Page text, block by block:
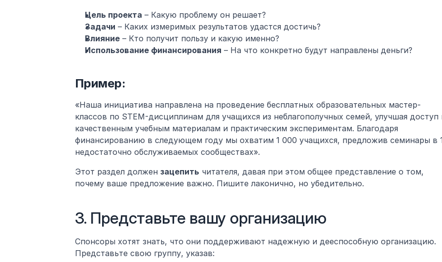
Цель проекта – Какую проблему он решает?
Задачи – Каких измеримых результатов удастся достичь?
Влияние – Кто получит пользу и какую именно?
Использование финансирования – На что конкретно будут направлены деньги?
Пример:
«Наша инициатива направлена на проведение бесплатных образовательных мастер-
классов по STEM-дисциплинам для учащихся из неблагополучных семей, улучшая доступ
качественным учебным материалам и практическим экспериментам. Благодаря
финансированию в следующем году мы охватим 1 000 учащихся, предложив семинары в
недостаточно обслуживаемых сообществах».
Этот раздел должен зацепить читателя, давая при этом общее представление о том,
почему ваше предложение важно. Пишите лаконично, но убедительно.
3. Представьте вашу организацию
Спонсоры хотят знать, что они поддерживают надежную и дееспособную организацию.
Представьте свою группу, указав: